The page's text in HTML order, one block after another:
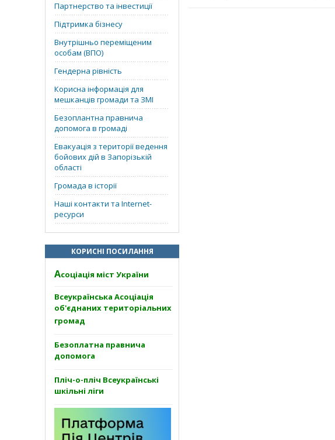
Партнерство та інвестиції
Підтримка бізнесу
Внутрішньо переміщеним
особам (ВПО)
Гендерна рівність
Корисна інформація для
мешканців громади та ЗМІ
Безоплантна правнича
допомога в громаді
Евакуація з території ведення
бойових дій в Запорізькій
області
Громада в історії
Наші контакти та Internet-
ресурси
КОРИСНІ ПОСИЛАННЯ
Асоціація міст України
Всеукраїнська Асоціація
об'єднаних територіальних
громад
Безоплатна правнича
допомога
Пліч-о-пліч Всеукраїнські
шкільні ліги